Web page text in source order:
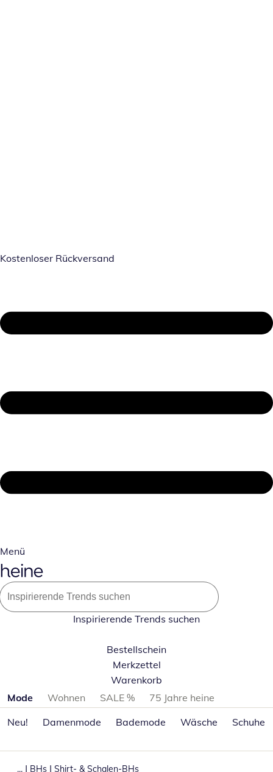
Kostenloser Rückversand
Menü
Inspirierende Trends suchen
Bestellschein
Merkzettel
Warenkorb
Produktkategorien überspringen
Mode Wohnen SALE %
75 Jahre heine
Neu!
Damenmode Bademode Wäsche Schuhe
... | BHs | Shirt- & Schalen-BHs